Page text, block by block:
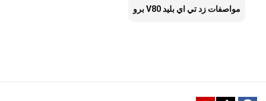
مواصفات زد تي اي بليد V80 برو